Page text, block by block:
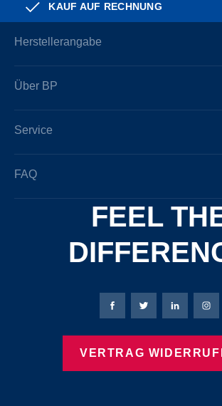
KAUF AUF RECHNUNG
Herstellerangabe
Über BP
Service
FAQ
FEEL
Bierbaum-Proenen
Bierbaum-
VERTRAG